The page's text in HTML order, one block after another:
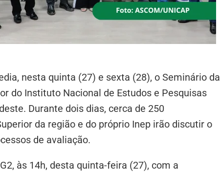
nesta quinta (27) e sexta (28), o Seminário da
do Instituto Nacional de Estudos e Pesquisas
Durante dois dias, cerca de 250
da região e do próprio Inep irão discutir o
de avaliação.
às 14h, desta quinta-feira (27), com a